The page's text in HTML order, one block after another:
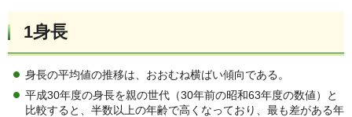
1身長
身長の平均値の推移は、おおむね横ばい傾向である。
平成30年度の身長を親の世代（30年前の昭和63年度の数値）と
比較すると、半数以上の年齢で高くなっており、最も差がある年